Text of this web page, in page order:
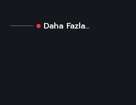
Daha Fazla...